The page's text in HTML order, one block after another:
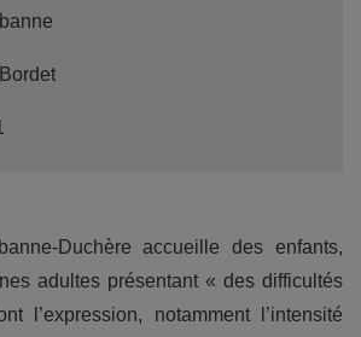
Duchère accueille des enfants,
adultes présentant « des difficultés
l’expression, notamment l’intensité